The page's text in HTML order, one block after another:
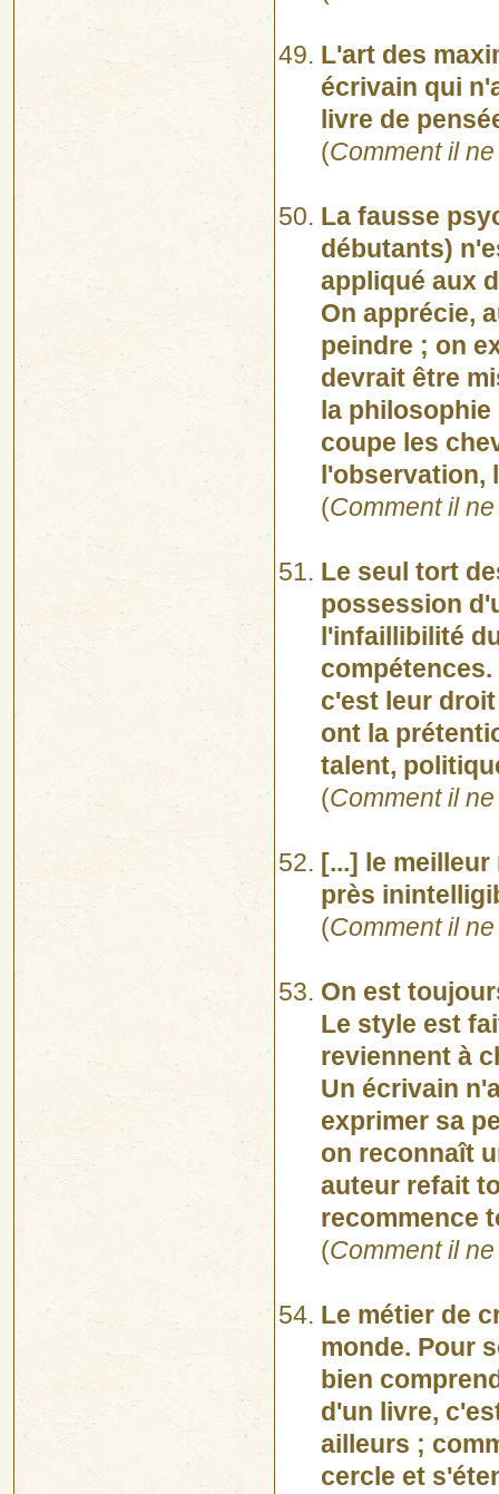
L'art des
écrivain qui
livre de
(Comment il
La fausse
débutants)
appliqué aux
On apprécie,
peindre ; on
devrait être
la
coupe les
l'observation,
(Comment il
Le seul tort
possession
l'infaillibilité
c'est leur
ont la
talent,
(Comment il
[...] le
près
(Comment il
On est
Le style est
reviennent à
Un écrivain
exprimer sa
on reconnaît
auteur refait
recommence
(Comment il
Le métier de
monde. Pour
bien
d'un livre,
ailleurs ;
cercle et